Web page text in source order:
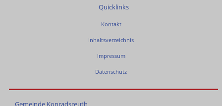
Quicklinks
Kontakt
Inhaltsverzeichnis
Impressum
Datenschutz
Gemeinde Konradsreuth